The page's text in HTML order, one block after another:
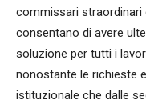
commissari straordinari
consentano di avere
soluzione per tutti i
nonostante le richieste
istituzionale che dalle